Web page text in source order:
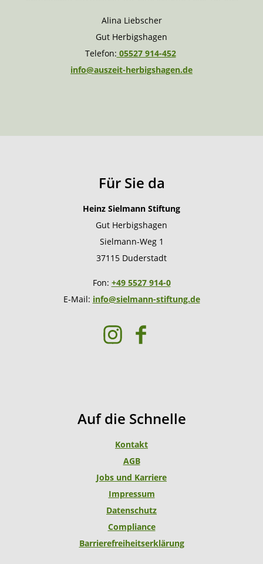
Alina Liebscher
Gut Herbigshagen
Telefon: 05527 914-452
info@auszeit-herbigshagen.de
Für Sie da
Heinz Sielmann Stiftung
Gut Herbigshagen
Sielmann-Weg 1
37115 Duderstadt
Fon: +49 5527 914-0
E-Mail: info@sielmann-stiftung.de
I
n
r
F
o
o
k
Auf die Schnelle
Kontakt
AGB
Jobs und Karriere
Impressum
Datenschutz
Compliance
Barrierefreiheitserklärung